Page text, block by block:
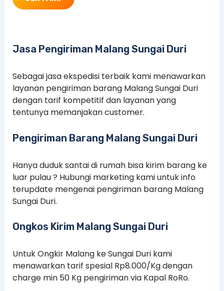
Jasa Pengiriman Malang Sungai Duri
Sebagai jasa ekspedisi terbaik kami menawarkan
layanan pengiriman barang Malang Sungai Duri
dengan tarif kompetitif dan layanan yang
tentunya memanjakan customer.
Pengiriman Barang Malang Sungai Duri
Hanya duduk santai di rumah bisa kirim barang ke
luar pulau ? Hubungi marketing kami untuk info
terupdate mengenai pengiriman barang Malang
Sungai Duri.
Ongkos Kirim Malang Sungai Duri
Untuk Ongkir Malang ke Sungai Duri kami
menawarkan tarif spesial Rp8.000/Kg dengan
charge min 50 Kg pengiriman via Kapal RoRo.